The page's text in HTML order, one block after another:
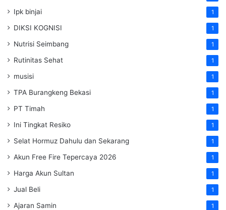
Ipk binjai 1
DIKSI KOGNISI 1
Nutrisi Seimbang 1
Rutinitas Sehat 1
musisi 1
TPA Burangkeng Bekasi 1
PT Timah 1
Ini Tingkat Resiko 1
Selat Hormuz Dahulu dan Sekarang 1
Akun Free Fire Tepercaya 2026 1
Harga Akun Sultan 1
Jual Beli 1
Ajaran Samin 1